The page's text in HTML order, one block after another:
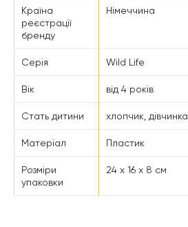
Країна
реєстрації
бренду
Німеччина
Серія Wild Life
Вік від 4 років
Стать дитини хлопчик, дівчинка
Матеріал Пластик
Розміри
упаковки
24 x 16 x 8 см